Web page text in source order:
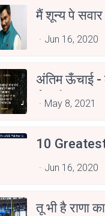
मैं शून्य पे
Jun 16, 2020
अंतिम ऊँचाई
Aspirants
May 8, 2021
10
Jun 16, 2020
तू भी है राणा